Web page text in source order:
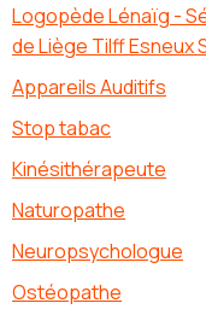
Logopède Lénaïg -
de Liège Tilff Esneux
Appareils Auditifs
Stop tabac
Kinésithérapeute
Naturopathe
Neuropsychologue
Ostéopathe